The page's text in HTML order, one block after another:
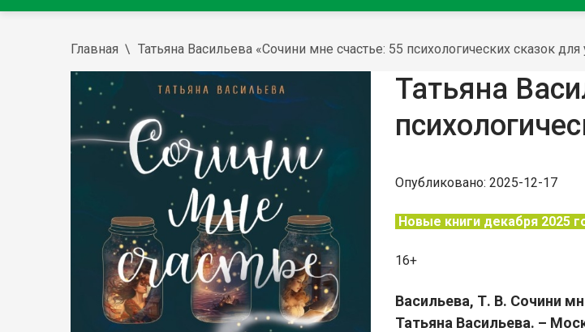
Главная Татьяна Васильева «Сочини мне счастье: 55 психологических сказок
Татьяна
Опубликовано: 2025-12-17
Новые книги декабря 2025
16+
Васильева, Т. В. Сочини
Татьяна Васильева. –